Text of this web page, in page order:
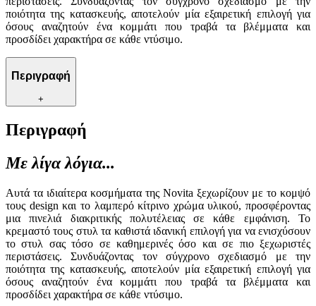
ποιότητα της κατασκευής, αποτελούν μία εξαιρετική επιλογή για
όσους αναζητούν ένα κομμάτι που τραβά τα βλέμματα και
προσδίδει χαρακτήρα σε κάθε ντύσιμο.
Περιγραφή
+
Περιγραφή
Με λίγα λόγια...
Αυτά τα ιδιαίτερα κοσμήματα της Novita ξεχωρίζουν με το κομψό
τους design και το λαμπερό κίτρινο χρώμα υλικού, προσφέροντας
μια πινελιά διακριτικής πολυτέλειας σε κάθε εμφάνιση. Το
κρεμαστό τους στυλ τα καθιστά ιδανική επιλογή για να ενισχύσουν
το στυλ σας τόσο σε καθημερινές όσο και σε πιο ξεχωριστές
περιστάσεις. Συνδυάζοντας τον σύγχρονο σχεδιασμό με την
ποιότητα της κατασκευής, αποτελούν μία εξαιρετική επιλογή για
όσους αναζητούν ένα κομμάτι που τραβά τα βλέμματα και
προσδίδει χαρακτήρα σε κάθε ντύσιμο.